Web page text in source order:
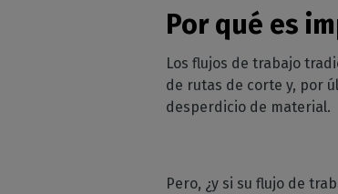
DTF - DTG
cine
RIP
Por qué es
Los flujos de trabajo
de rutas de corte y, por
desperdicio de material.
Pero, ¿y si su flujo de